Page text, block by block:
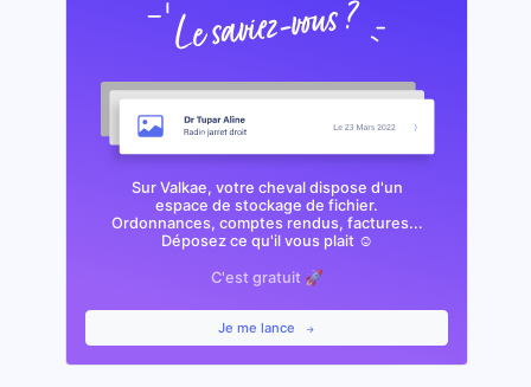
Sur Valkae, votre cheval dispose d'un
espace de stockage de fichier.
Ordonnances, comptes rendus, factures...
Déposez ce qu'il vous plait ☺️
C'est gratuit 🚀
Je me lance